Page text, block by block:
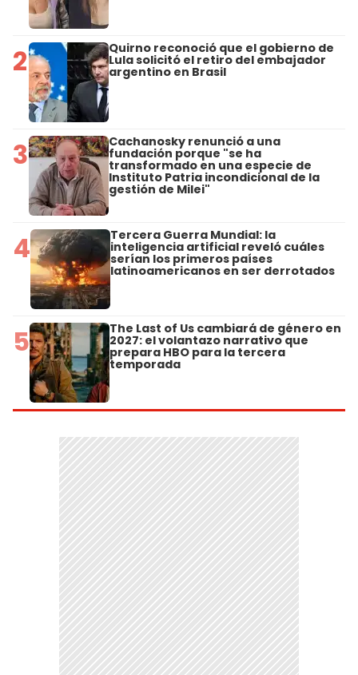
2 Quirno reconoció que el gobierno de
Lula solicitó el retiro del embajador
argentino en Brasil
3 Cachanosky renunció a una
fundación porque "se ha
transformado en una especie de
Instituto Patria incondicional de la
gestión de Milei"
4 Tercera Guerra Mundial: la
inteligencia artificial reveló cuáles
serían los primeros países
latinoamericanos en ser derrotados
5 The Last of Us cambiará de género en
2027: el volantazo narrativo que
prepara HBO para la tercera
temporada